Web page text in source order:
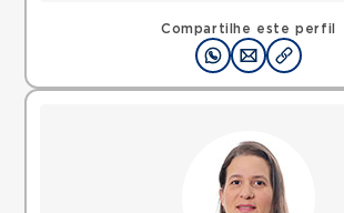
Compartilhe este perfil